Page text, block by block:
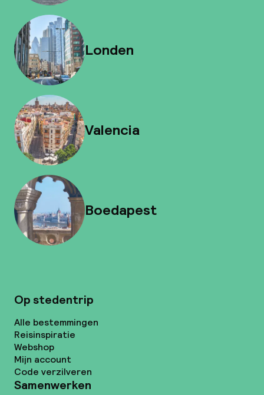
Londen
Valencia
Boedapest
Op stedentrip
Alle bestemmingen
Reisinspiratie
Webshop
Mijn account
Code verzilveren
Samenwerken